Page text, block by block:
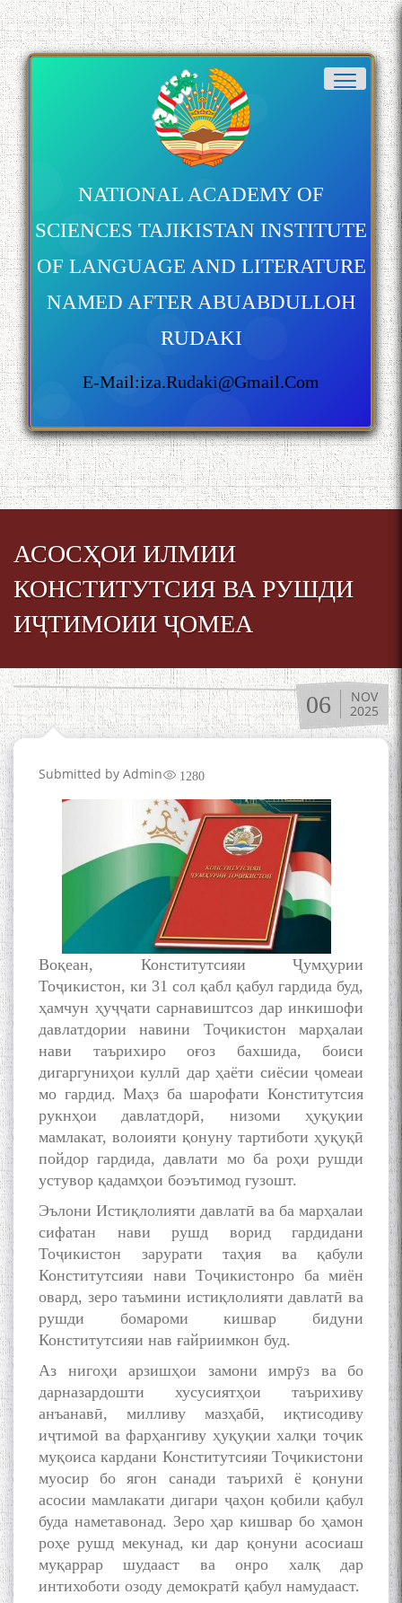
NATIONAL ACADEMY OF
SCIENCES TAJIKISTAN INSTITUTE
OF LANGUAGE AND LITERATURE
NAMED AFTER ABUABDULLOH
RUDAKI
E-Mail:iza.rudaki@gmail.com
АСОСҲОИ ИЛМИИ
КОНСТИТУТСИЯ ВА РУШДИ
ИҶТИМОИИ ҶОМЕА
06
NOV
2025
Submitted by Admin 1280
Воқеан, Конститутсияи Ҷумҳурии
Тоҷикистон, ки 31 сол қабл қабул гардида буд,
ҳамчун ҳуҷҷати сарнавиштсоз дар инкишофи
давлатдории навини Тоҷикистон марҳалаи
нави таърихиро оғоз бахшида, боиси
дигаргуниҳои куллӣ дар ҳаёти сиёсии ҷомеаи
мо гардид. Маҳз ба шарофати Конститутсия
рукнҳои давлатдорӣ, низоми ҳуқуқии
мамлакат, волоияти қонуну тартиботи ҳуқуқӣ
пойдор гардида, давлати мо ба роҳи рушди
устувор қадамҳои боэътимод гузошт.
Эълони Истиқлолияти давлатӣ ва ба марҳалаи
сифатан нави рушд ворид гардидани
Тоҷикистон зарурати таҳия ва қабули
Конститутсияи нави Тоҷикистонро ба миён
овард, зеро таъмини истиқлолияти давлатӣ ва
рушди бомароми кишвар бидуни
Конститутсияи нав ғайриимкон буд.
Аз нигоҳи арзишҳои замони имрӯз ва бо
дарназардошти хусусиятҳои таърихиву
анъанавӣ, милливу мазҳабӣ, иқтисодиву
иҷтимоӣ ва фарҳангиву ҳуқуқии халқи тоҷик
муқоиса кардани Конститутсияи Тоҷикистони
муосир бо ягон санади таърихӣ ё қонуни
асосии мамлакати дигари ҷаҳон қобили қабул
буда наметавонад. Зеро ҳар кишвар бо ҳамон
роҳе рушд мекунад, ки дар қонуни асосиаш
муқаррар шудааст ва онро халқ дар
интихоботи озоду демократӣ қабул намудааст.